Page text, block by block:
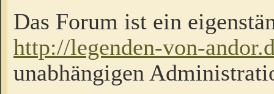
Das Forum ist ein
http://legenden-von-
unabhängigen